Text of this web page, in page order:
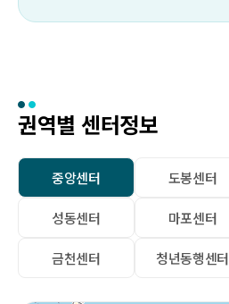
권역별 센터정보
중앙센터 도봉센터
성동센터 마포센터
금천센터 청년동행센터